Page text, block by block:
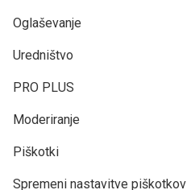
Oglaševanje
Uredništvo
PRO PLUS
Moderiranje
Piškotki
Spremeni nastavitve piškotkov